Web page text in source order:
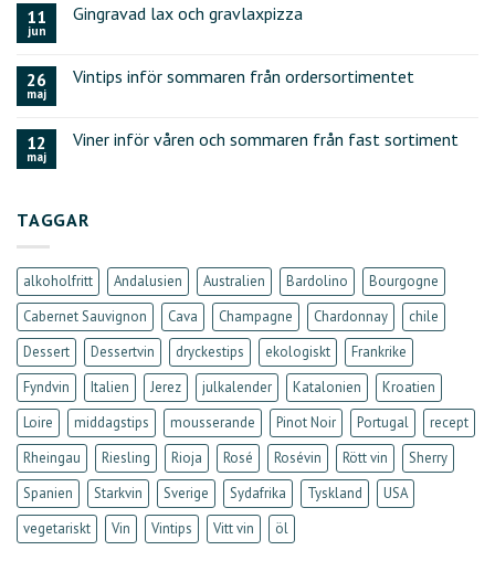
11
jun
Gingravad lax och gravlaxpizza
26
maj
Vintips inför sommaren från ordersortimentet
12
maj
Viner inför våren och sommaren från fast sortiment
TAGGAR
alkoholfritt Andalusien Australien Bardolino
Bourgogne
Cabernet Sauvignon
Cava Champagne Chardonnay
chile
Dessert
Dessertvin dryckestips ekologiskt
Frankrike
Fyndvin
Italien Jerez julkalender Katalonien
Kroatien
Loire
middagstips mousserande Pinot Noir Portugal
recept
Rheingau
Riesling Rioja Rosé Rosévin Rött vin
Sherry
Spanien
Starkvin Sverige Sydafrika Tyskland
USA
vegetariskt
Vin Vintips Vitt vin öl